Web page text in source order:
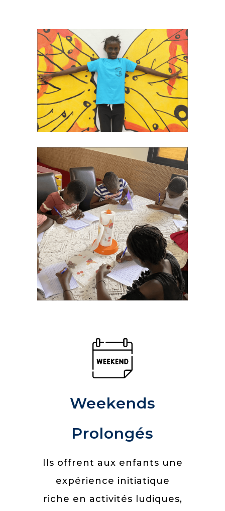
Weekends
Prolongés
Ils offrent aux enfants une
expérience initiatique
riche en activités ludiques,